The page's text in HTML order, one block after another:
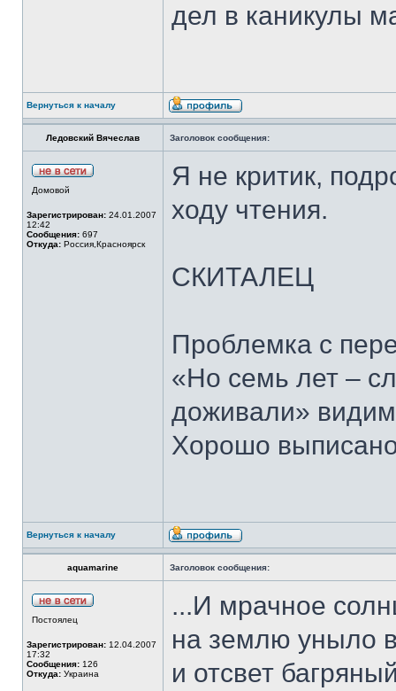
дел в каникулы
Вернуться к началу
Ледовский Вячеслав Заголовок сообщения:
Домовой
Зарегистрирован: 24.01.2007
12:42
Сообщения: 697
Откуда: Россия,Красноярск
Я не критик,
ходу чтения.
СКИТАЛЕЦ
Проблемка с
«Но семь лет –
доживали»
Хорошо
Вернуться к началу
aquamarine Заголовок сообщения:
Постоялец
Зарегистрирован: 12.04.2007
17:32
Сообщения: 126
Откуда: Украина
...И мрачное
на землю уныло
и отсвет